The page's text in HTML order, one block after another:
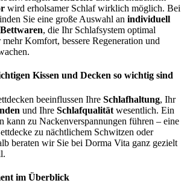
wird erholsamer Schlaf wirklich möglich. Bei
Sie eine große Auswahl an individuell
, die Ihr Schlafsystem optimal
mehr Komfort, bessere Regeneration und
Kissen und Decken so wichtig sind
beeinflussen Ihre Schlafhaltung, Ihr
und Ihre Schlafqualität wesentlich. Ein
kann zu Nackenverspannungen führen – eine
zu nächtlichem Schwitzen oder
beraten wir Sie bei Dorma Vita ganz gezielt
im Überblick